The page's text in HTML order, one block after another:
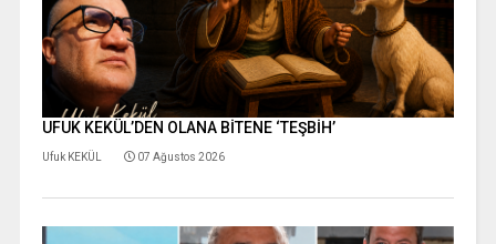
UFUK KEKÜL’DEN OLANA BİTENE ‘TEŞBİH’
Ufuk KEKÜL 07 Ağustos 2026